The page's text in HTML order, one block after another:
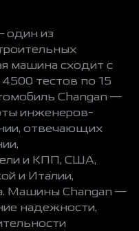
один из
машина сходит с
тестов по 15
Changan —
инженеров-
отвечающих
и КПП, США,
и Италии,
Машины Changan —
надежности,